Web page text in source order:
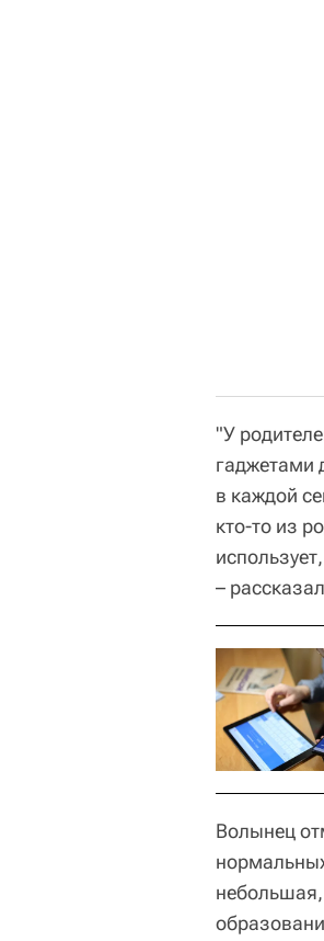
"У
гаджетами
в каждой
кто-то из
–
Волынец
небольшая,